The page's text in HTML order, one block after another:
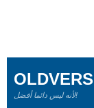
لأنه ليس دائما أفضل!